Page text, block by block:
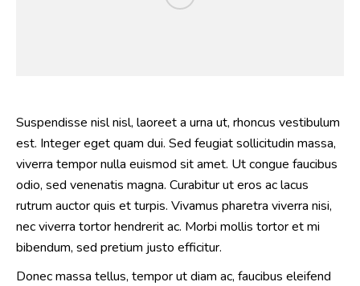
Suspendisse nisl nisl, laoreet a urna ut, rhoncus vestibulum
est. Integer eget quam dui. Sed feugiat sollicitudin massa,
viverra tempor nulla euismod sit amet. Ut congue faucibus
odio, sed venenatis magna. Curabitur ut eros ac lacus
rutrum auctor quis et turpis. Vivamus pharetra viverra nisi,
nec viverra tortor hendrerit ac. Morbi mollis tortor et mi
bibendum, sed pretium justo efficitur.
Donec massa tellus, tempor ut diam ac, faucibus eleifend